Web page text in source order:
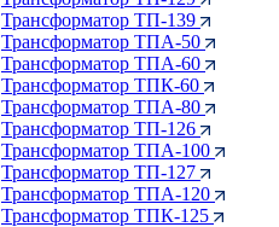
Трансформатор ТП-139
Трансформатор ТПА-50
Трансформатор ТПА-60
Трансформатор ТПК-60
Трансформатор ТПА-80
Трансформатор ТП-126
Трансформатор ТПА-100
Трансформатор ТП-127
Трансформатор ТПА-120
Трансформатор ТПК-125